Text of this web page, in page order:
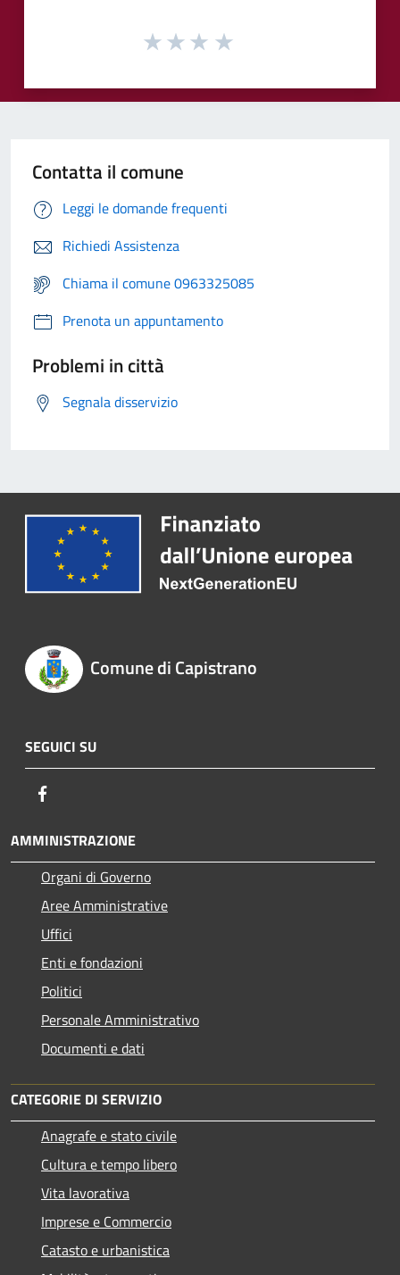
Contatta il comune
Leggi le domande frequenti
Richiedi Assistenza
Chiama il comune 0963325085
Prenota un appuntamento
Problemi in città
Segnala disservizio
Comune di Capistrano
SEGUICI SU
AMMINISTRAZIONE
Organi di Governo
Aree Amministrative
Uffici
Enti e fondazioni
Politici
Personale Amministrativo
Documenti e dati
CATEGORIE DI SERVIZIO
Anagrafe e stato civile
Cultura e tempo libero
Vita lavorativa
Imprese e Commercio
Catasto e urbanistica